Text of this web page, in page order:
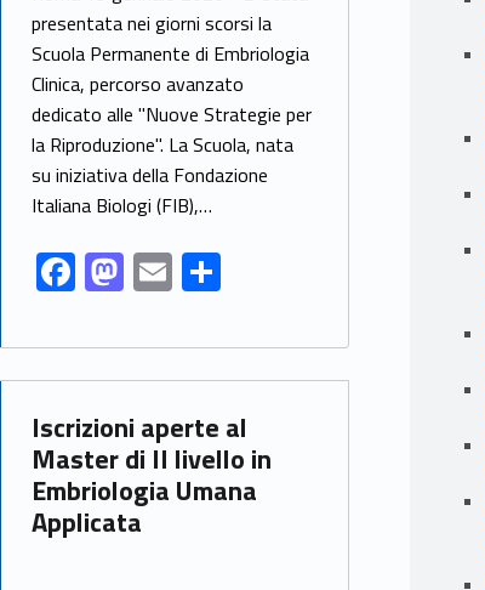
e
b
o
o
k
to
d
o
n
ai
l
ar
e
presentata nei giorni scorsi la
Scuola Permanente di Embriologia
Clinica, percorso avanzato
dedicato alle "Nuove Strategie per
la Riproduzione". La Scuola, nata
su iniziativa della Fondazione
Italiana Biologi (FIB),…
F
ac
e
b
o
o
k
M
as
to
d
o
n
E
m
ai
l
ar
e
Link identifier archive #link-archive-64650
Iscrizioni aperte al
Master di II livello in
Embriologia Umana
Applicata